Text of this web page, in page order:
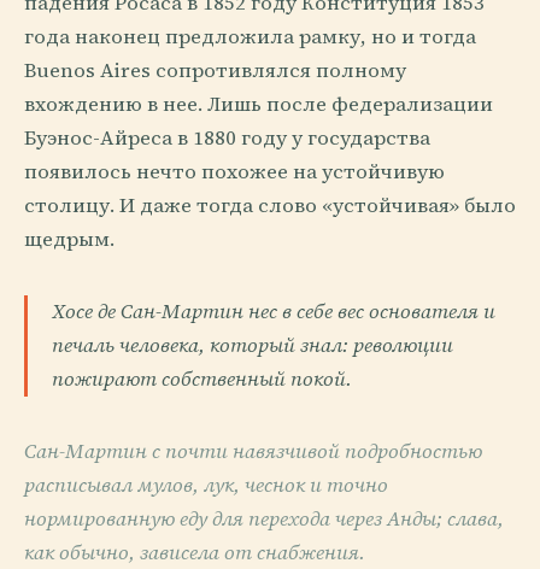
года наконец предложила рамку, но и тогда
Buenos Aires сопротивлялся полному
вхождению в нее. Лишь после федерализации
Буэнос-Айреса в 1880 году у государства
появилось нечто похожее на устойчивую
столицу. И даже тогда слово «устойчивая» было
щедрым.
Хосе де Сан-Мартин нес в себе вес основателя и
печаль человека, который знал: революции
пожирают собственный покой.
Сан-Мартин с почти навязчивой подробностью
расписывал мулов, лук, чеснок и точно
нормированную еду для перехода через Анды; слава,
как обычно, зависела от снабжения.